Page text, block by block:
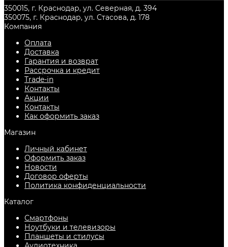
350015, г. Краснодар, ул. Северная, д. 394
350075, г. Краснодар, ул. Стасова, д. 178
Компания
Оплата
Доставка
Гарантия и возврат
Рассрочка и кредит
Trade-in
Контакты
Акции
Контакты
Как оформить заказ
Магазин
Личный кабинет
Оформить заказ
Новости
Договор оферты
Политика конфиденциальности
Каталог
Смартфоны
Ноутбуки и телевизоры
Планшеты и стилусы